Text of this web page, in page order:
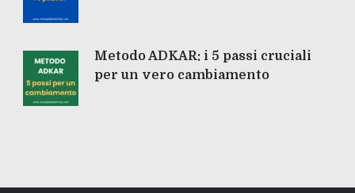
Metodo ADKAR: i 5 passi cruciali
per un vero cambiamento